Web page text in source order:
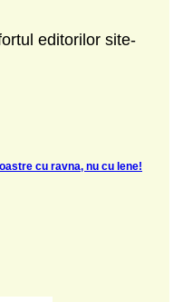
editorilor site-
cu ravna, nu cu lene!